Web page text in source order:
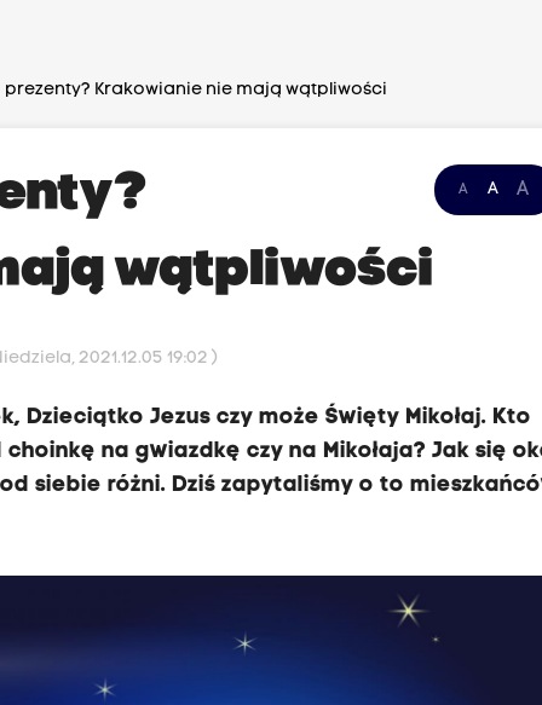
prezenty? Krakowianie nie mają wątpliwości
A A A
wątpliwości
2021.12.05 19:02 )
Dzieciątko Jezus czy może Święty Mikołaj. Kto
na gwiazdkę czy na Mikołaja? Jak się
siebie różni. Dziś zapytaliśmy o to